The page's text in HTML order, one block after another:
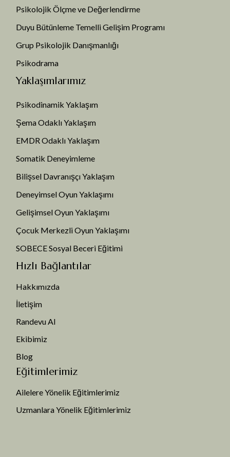
Psikolojik Ölçme ve Değerlendirme
Duyu Bütünleme Temelli Gelişim Programı
Grup Psikolojik Danışmanlığı
Psikodrama
Yaklaşımlarımız
Psikodinamik Yaklaşım
Şema Odaklı Yaklaşım
EMDR Odaklı Yaklaşım
Somatik Deneyimleme
Bilişsel Davranışçı Yaklaşım
Deneyimsel Oyun Yaklaşımı
Gelişimsel Oyun Yaklaşımı
Çocuk Merkezli Oyun Yaklaşımı
SOBECE Sosyal Beceri Eğitimi
Hızlı Bağlantılar
Hakkımızda
İletişim
Randevu Al
Ekibimiz
Blog
Eğitimlerimiz
Ailelere Yönelik Eğitimlerimiz
Uzmanlara Yönelik Eğitimlerimiz